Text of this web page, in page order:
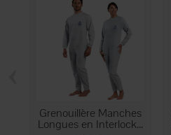
Grenouillère Manches
Longues en Interlock...